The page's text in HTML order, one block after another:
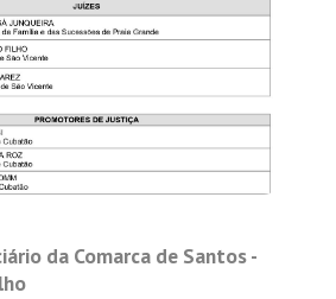
da Comarca de Santos -